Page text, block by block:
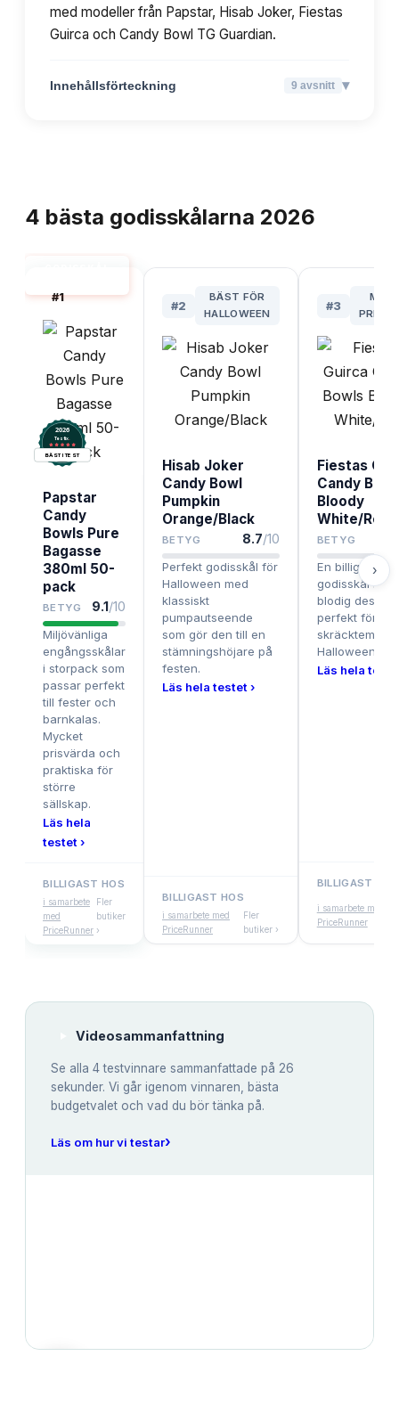
med modeller från Papstar, Hisab Joker, Fiestas
Guirca och Candy Bowl TG Guardian.
Innehållsförteckning 9 avsnitt ▾
4 bästa godisskålarna 2026
#1
2026
Testix.
BÄST I TEST
Papstar
Candy
Bowls Pure
Bagasse
380ml 50-
pack
BETYG 9.1/10
Miljövänliga
engångsskålar
i storpack som
passar perfekt
till fester och
barnkalas.
Mycket
prisvärda och
praktiska för
större
sällskap.
Läs hela
testet ›
BILLIGAST HOS
i samarbete
med
PriceRunner
Fler
butiker
›
#2
BÄST FÖR
HALLOWEEN
Hisab Joker
Candy Bowl
Pumpkin
Orange/Black
BETYG 8.7/10
Perfekt godisskål för
Halloween med
klassiskt
pumpautseende
som gör den till en
stämningshöjare på
festen.
Läs hela testet ›
BILLIGAST HOS
i samarbete med
PriceRunner
Fler
butiker ›
#3
Fiestas
Candy
Bloody
White/Red
BETYG
En billig och
godisskål med
blodig design,
perfekt för
skräcktema
Halloween.
Läs hela
BILLIGAST HOS
i samarbete med
PriceRunner
›
Videosammanfattning
Se alla 4testvinnare sammanfattade på 26
sekunder. Vi går igenom vinnaren, bästa
budgetvalet och vad du bör tänka på.
Läs om hur vi testar›